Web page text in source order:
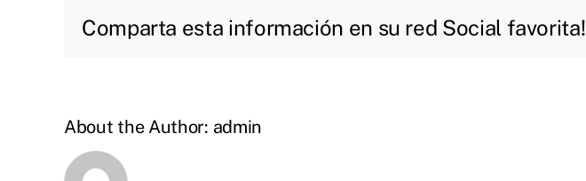
Comparta esta información en su red Social favorita!
About the Author: admin